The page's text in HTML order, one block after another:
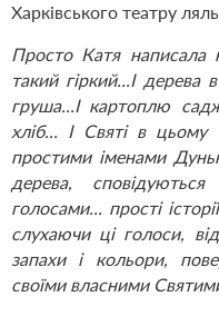
Харківського театру
Просто Катя написала
такий гіркий...І
груша...І картоплю
хліб... І Святі в
простими іменами
дерева,
голосами... прості
слухаючи ці голоси,
запахи і кольори,
своїми власними